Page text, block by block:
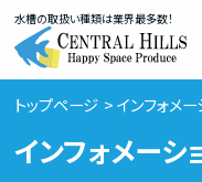
水槽の取扱い種類は業界最多数！
トップページ インフォメー
インフォメーシ